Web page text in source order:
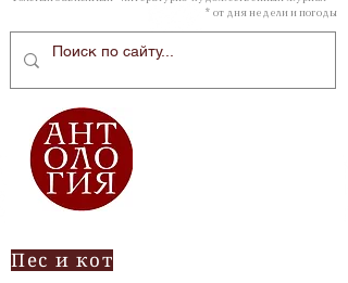
* от дня недели и погоды
Пес и кот